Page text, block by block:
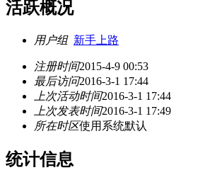
活跃概况
用户组 新手上路
注册时间2015-4-9 00:53
最后访问2016-3-1 17:44
上次活动时间2016-3-1 17:44
上次发表时间2016-3-1 17:49
所在时区使用系统默认
统计信息